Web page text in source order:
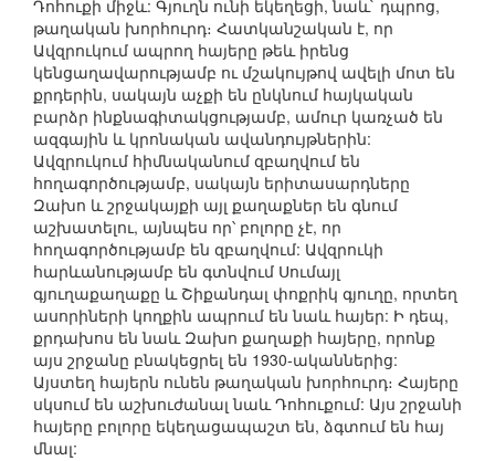
Դոհուքի միջև: Գյուղն ունի եկեղեցի, նաև` դպրոց,
թաղական խորհուրդ։ Հատկանշական է, որ
Ավզրուկում ապրող հայերը թեև իրենց
կենցաղավարությամբ ու մշակույթով ավելի մոտ են
քրդերին, սակայն աչքի են ընկնում հայկական
բարձր ինքնագիտակցությամբ, ամուր կառչած են
ազգային և կրոնական ավանդույթներին:
Ավզրուկում հիմնականում զբաղվում են
հողագործությամբ, սակայն երիտասարդները
Զախո և շրջակայքի այլ քաղաքներ են գնում
աշխատելու, այնպես որ՝ բոլորը չէ, որ
հողագործությամբ են զբաղվում: Ավզրուկի
հարևանությամբ են գտնվում Սումայլ
գյուղաքաղաքը և Շիքանդալ փոքրիկ գյուղը, որտեղ
ասորիների կողքին ապրում են նաև հայեր: Ի դեպ,
քրդախոս են նաև Զախո քաղաքի հայերը, որոնք
այս շրջանը բնակեցրել են 1930-ականներից:
Այստեղ հայերն ունեն թաղական խորհուրդ։ Հայերը
սկսում են աշխուժանալ նաև Դոհուքում: Այս շրջանի
հայերը բոլորը եկեղացապաշտ են, ձգտում են հայ
մնալ: